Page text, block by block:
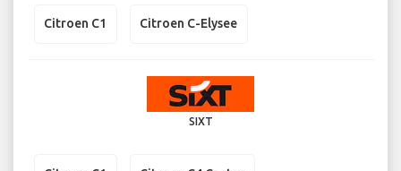
Citroen C1 Citroen C-Elysee
SIXT